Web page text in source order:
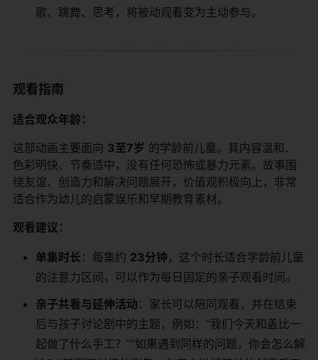
歌、跳舞、思考，将被动观看变为主动参与。
观看指南
适合观众年龄：
这部动画主要面向 3至7岁 ​ 的学龄前儿童。其内容温和、
色彩明快、节奏适中，没有任何恐怖或暴力元素。故事围
绕友谊、创造力和解决问题展开，价值观积极向上，非常
适合作为幼儿的启蒙娱乐和早期教育素材。
观看建议：
单集时长 ：每集约 23分钟 ，这个时长适合学龄前儿童
的注意力区间，可以作为每日固定的亲子观看时间。
亲子共看与延伸活动 ：家长可以陪同观看，并在结束
后与孩子讨论剧中的主题，例如：“我们今天和盖比一
起做了什么手工？”“如果遇到同样的问题，你会怎么解